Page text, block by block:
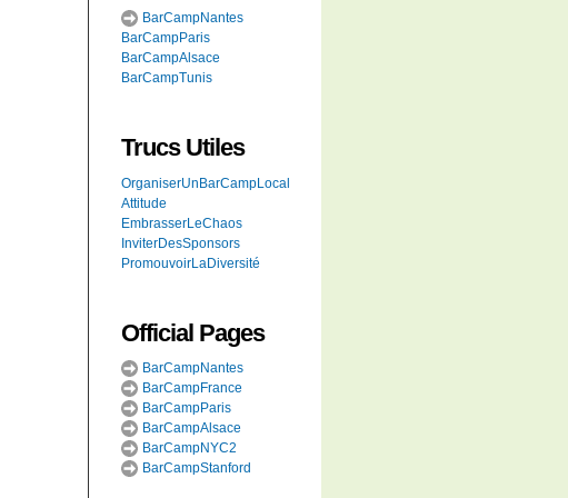
BarCampNantes
BarCampParis
BarCampAlsace
BarCampTunis
Trucs Utiles
OrganiserUnBarCampLocal
Attitude
EmbrasserLeChaos
InviterDesSponsors
PromouvoirLaDiversité
Official Pages
BarCampNantes
BarCampFrance
BarCampParis
BarCampAlsace
BarCampNYC2
BarCampStanford